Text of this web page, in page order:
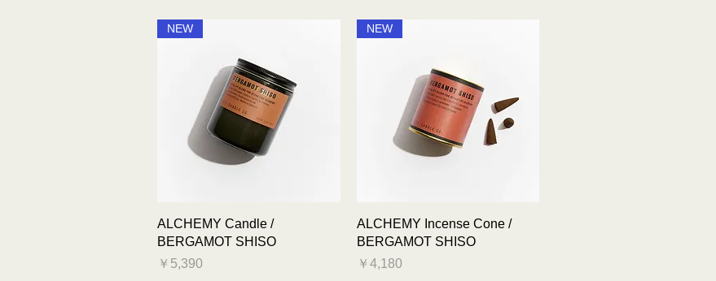
クイックビュー
NEW
ALCHEMY Candle /
BERGAMOT SHISO
価格
￥5,390
クイックビュー
NEW
ALCHEMY Incense Cone /
BERGAMOT SHISO
価格
￥4,180